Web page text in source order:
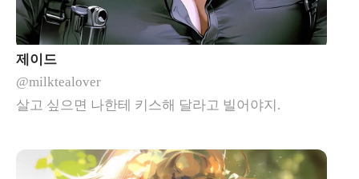
제이드
@milktealover
살고 싶으면 나한테 키스해 달라고 빌어야지.